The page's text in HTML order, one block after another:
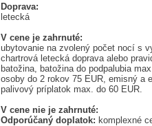
Doprava:
letecká
V cene je zahrnuté:
ubytovanie na zvolený počet nocí s
chartrová letecká doprava alebo
batožina, batožina do podpalubia
osoby do 2 rokov 75 EUR, emisný a
palivový príplatok max. do 60 EUR.
V cene nie je zahrnuté:
Odporúčaný doplatok: komplexné